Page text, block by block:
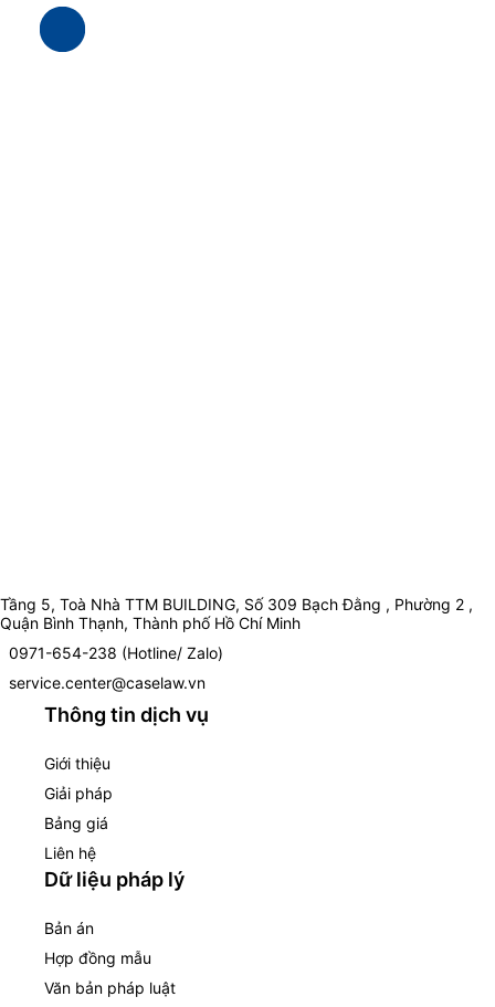
Tầng 5, Toà Nhà TTM BUILDING, Số 309 Bạch Đằng , Phường 2 ,
Quận Bình Thạnh, Thành phố Hồ Chí Minh
0971-654-238 (Hotline/ Zalo)
service.center@caselaw.vn
Thông tin dịch vụ
Giới thiệu
Giải pháp
Bảng giá
Liên hệ
Dữ liệu pháp lý
Bản án
Hợp đồng mẫu
Văn bản pháp luật